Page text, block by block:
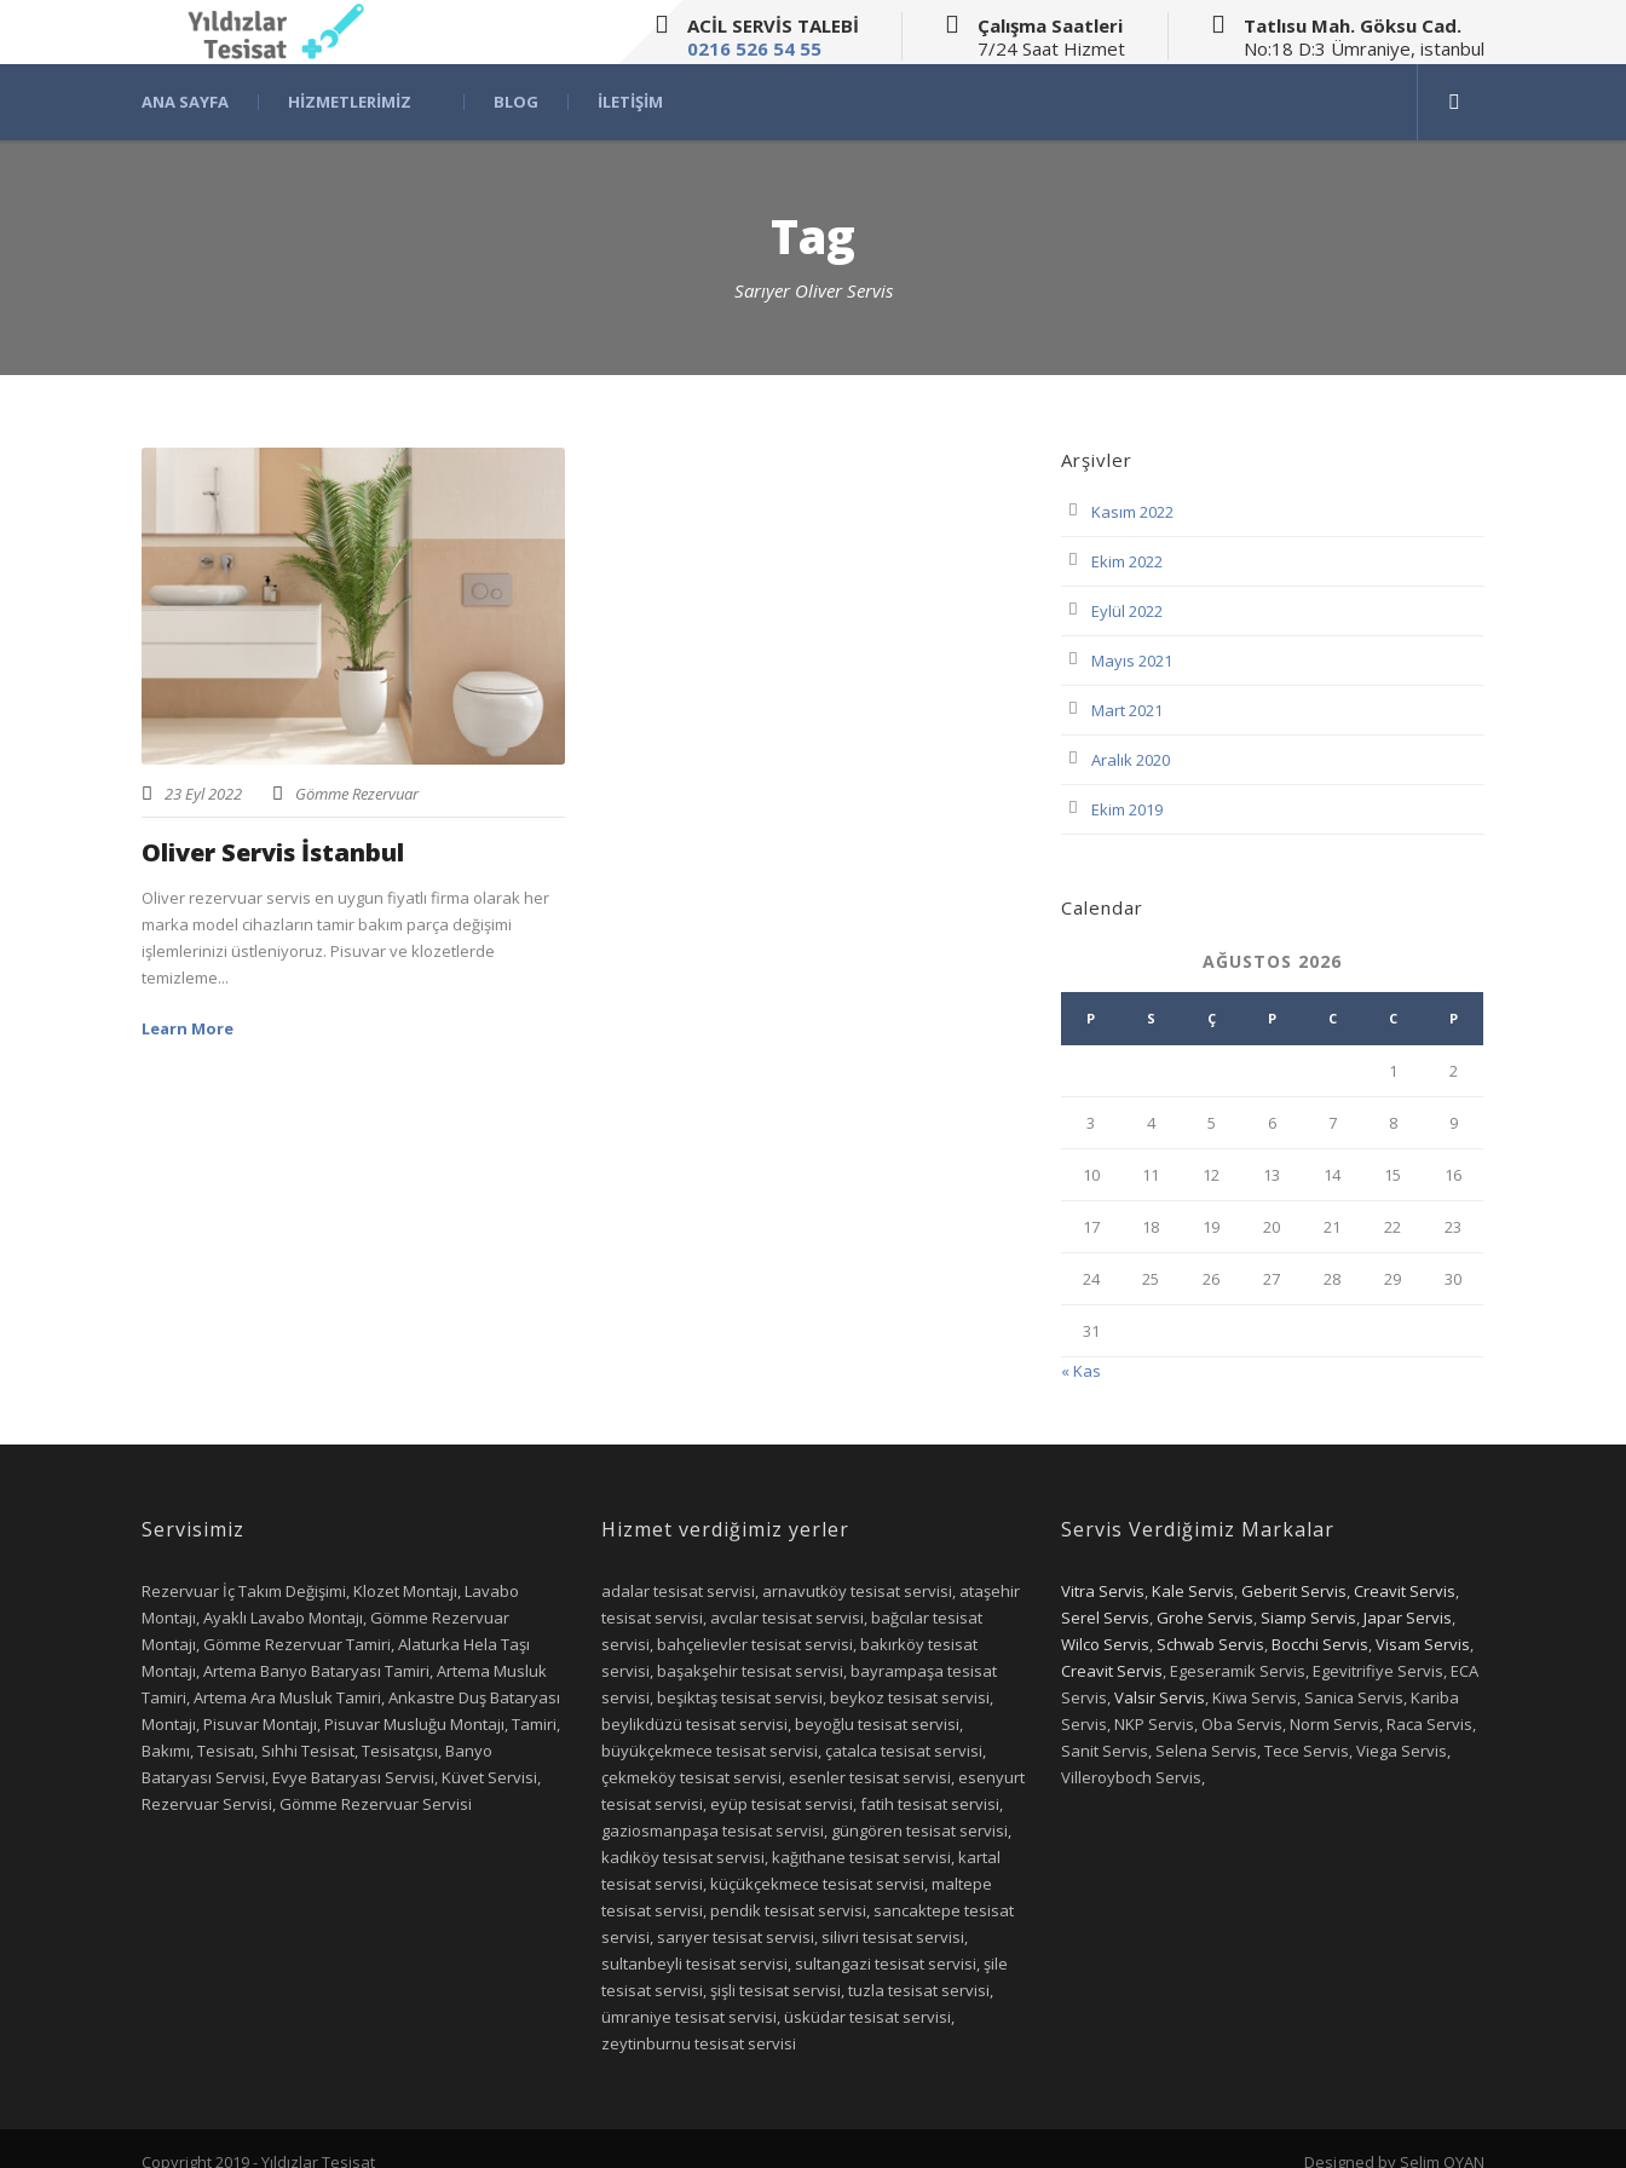
ACİL SERVİS TALEBİ
0216 526 54 55
Çalışma Saatleri
7/24 Saat Hizmet
Tatlısu Mah. Göksu Cad.
No:18 D:3 Ümraniye, istanbul
ANA SAYFA HIZMETLERIMIZ BLOG İLETIŞIM
Tag
Sarıyer Oliver Servis
23 Eyl 2022 Gömme Rezervuar
Oliver Servis İstanbul
Oliver rezervuar servis en uygun fiyatlı firma olarak her
marka model cihazların tamir bakım parça değişimi
işlemlerinizi üstleniyoruz. Pisuvar ve klozetlerde
temizleme...
Learn More
Arşivler
Kasım 2022
Ekim 2022
Eylül 2022
Mayıs 2021
Mart 2021
Aralık 2020
Ekim 2019
Calendar
AĞUSTOS 2026
P S Ç P C C P
1 2
3 4 5 6 7 8 9
10 11 12 13 14 15 16
17 18 19 20 21 22 23
24 25 26 27 28 29 30
31
« Kas
Servisimiz
Rezervuar İç Takım Değişimi, Klozet Montajı, Lavabo
Montajı, Ayaklı Lavabo Montajı, Gömme Rezervuar
Montajı, Gömme Rezervuar Tamiri, Alaturka Hela Taşı
Montajı, Artema Banyo Bataryası Tamiri, Artema Musluk
Tamiri, Artema Ara Musluk Tamiri, Ankastre Duş Bataryası
Montajı, Pisuvar Montajı, Pisuvar Musluğu Montajı, Tamiri,
Bakımı, Tesisatı, Sıhhi Tesisat, Tesisatçısı, Banyo
Bataryası Servisi, Evye Bataryası Servisi, Küvet Servisi,
Rezervuar Servisi, Gömme Rezervuar Servisi
Hizmet verdiğimiz yerler
adalar tesisat servisi, arnavutköy tesisat servisi, ataşehir
tesisat servisi, avcılar tesisat servisi, bağcılar tesisat
servisi, bahçelievler tesisat servisi, bakırköy tesisat
servisi, başakşehir tesisat servisi, bayrampaşa tesisat
servisi, beşiktaş tesisat servisi, beykoz tesisat servisi,
beylikdüzü tesisat servisi, beyoğlu tesisat servisi,
büyükçekmece tesisat servisi, çatalca tesisat servisi,
çekmeköy tesisat servisi, esenler tesisat servisi, esenyurt
tesisat servisi, eyüp tesisat servisi, fatih tesisat servisi,
gaziosmanpaşa tesisat servisi, güngören tesisat servisi,
kadıköy tesisat servisi, kağıthane tesisat servisi, kartal
tesisat servisi, küçükçekmece tesisat servisi, maltepe
tesisat servisi, pendik tesisat servisi, sancaktepe tesisat
servisi, sarıyer tesisat servisi, silivri tesisat servisi,
sultanbeyli tesisat servisi, sultangazi tesisat servisi, şile
tesisat servisi, şişli tesisat servisi, tuzla tesisat servisi,
ümraniye tesisat servisi, üsküdar tesisat servisi,
zeytinburnu tesisat servisi
Servis Verdiğimiz Markalar
Vitra Servis,Kale Servis, Geberit Servis,Creavit Servis,
Serel Servis, Grohe Servis, Siamp Servis,Japar Servis,
Wilco Servis, Schwab Servis,Bocchi Servis,Visam Servis,
Creavit Servis, Egeseramik Servis, Egevitrifiye Servis, ECA
Servis,Valsir Servis, Kiwa Servis, Sanica Servis, Kariba
Servis, NKP Servis, Oba Servis, Norm Servis, Raca Servis,
Sanit Servis, Selena Servis, Tece Servis, Viega Servis,
Villeroyboch Servis,
Copyright 2019 - Yıldızlar Tesisat Designed by Selim OYAN